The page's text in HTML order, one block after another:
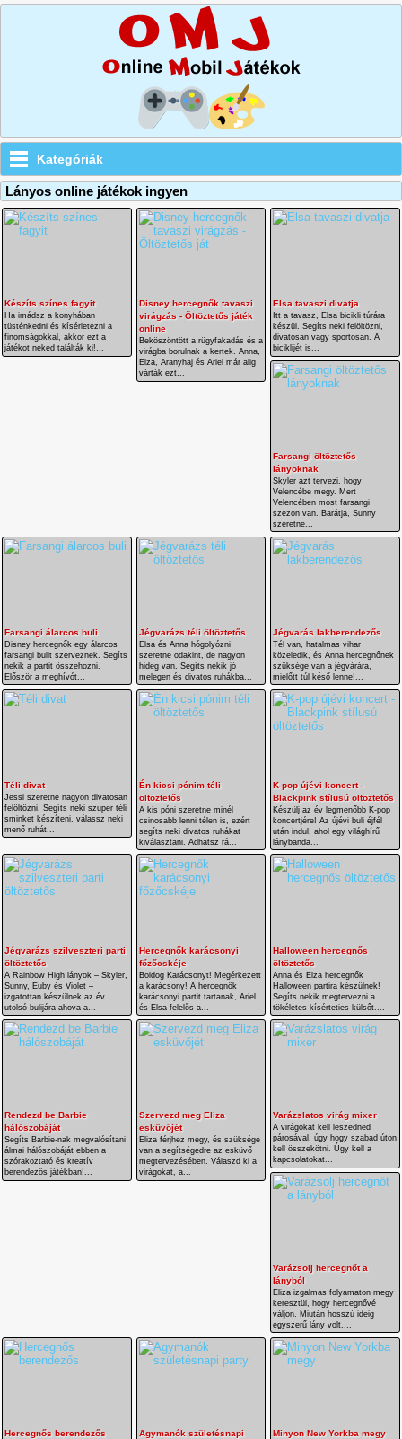
Kategóriák
Lányos online játékok ingyen
Készíts színes fagyit
Ha imádsz a konyhában
tüsténkedni és kísérletezni a
finomságokkal, akkor ezt a
játékot neked találták ki!...
Disney hercegnők tavaszi
virágzás - Öltöztetős játék
online
Beköszöntött a rügyfakadás és a
virágba borulnak a kertek. Anna,
Elza, Aranyhaj és Ariel már alig
várták ezt...
Elsa tavaszi divatja
Itt a tavasz, Elsa bicikli túrára
készül. Segíts neki felöltözni,
divatosan vagy sportosan. A
biciklijét is...
Farsangi öltöztetős
lányoknak
Skyler azt tervezi, hogy
Velencébe megy. Mert
Velencében most farsangi
szezon van. Barátja, Sunny
szeretne...
Farsangi álarcos buli
Disney hercegnők egy álarcos
farsangi bulit szerveznek. Segíts
nekik a partit összehozni.
Először a meghívót...
Jégvarázs téli öltöztetős
Elsa és Anna hógolyózni
szeretne odakint, de nagyon
hideg van. Segíts nekik jó
melegen és divatos ruhákba...
Jégvarás lakberendezős
Tél van, hatalmas vihar
közeledik, és Anna hercegnőnek
szüksége van a jégvárára,
mielőtt túl késő lenne!...
Téli divat
Jessi szeretne nagyon divatosan
felöltözni. Segíts neki szuper téli
sminket készíteni, válassz neki
menő ruhát...
Én kicsi pónim téli
öltöztetős
A kis póni szeretne minél
csinosabb lenni télen is, ezért
segíts neki divatos ruhákat
kiválasztani. Adhatsz rá...
K-pop újévi koncert -
Blackpink stílusú öltöztetős
Készülj az év legmenőbb K-pop
koncertjére! Az újévi buli éjfél
után indul, ahol egy világhírű
lánybanda...
Jégvarázs szilveszteri parti
öltöztetős
A Rainbow High lányok – Skyler,
Sunny, Euby és Violet –
izgatottan készülnek az év
utolsó bulijára ahova a...
Hercegnők karácsonyi
főzőcskéje
Boldog Karácsonyt! Megérkezett
a karácsony! A hercegnők
karácsonyi partit tartanak, Ariel
és Elsa felelõs a...
Halloween hercegnős
öltöztetős
Anna és Elza hercegnők
Halloween partira készülnek!
Segíts nekik megtervezni a
tökéletes kísérteties külsőt....
Rendezd be Barbie
hálószobáját
Segíts Barbie-nak megvalósítani
álmai hálószobáját ebben a
szórakoztató és kreatív
berendezős játékban!...
Szervezd meg Eliza
esküvőjét
Eliza férjhez megy, és szüksége
van a segítségedre az esküvő
megtervezésében. Válaszd ki a
virágokat, a...
Varázslatos virág mixer
A virágokat kell leszedned
párosával, úgy hogy szabad úton
kell összekötni. Úgy kell a
kapcsolatokat...
Varázsolj hercegnőt a
lányból
Eliza izgalmas folyamaton megy
keresztül, hogy hercegnővé
váljon. Miután hosszú ideig
egyszerű lány volt,...
Hercegnős berendezős
Agymanók születésnapi
Minyon New Yorkba megy